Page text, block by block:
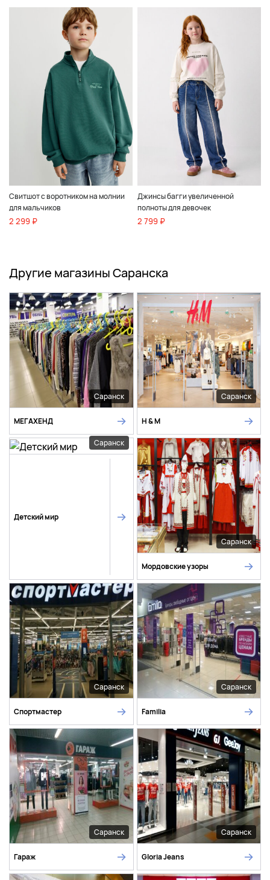
Свитшот с воротником на молнии
для мальчиков
2 299 ₽
Джинсы багги увеличенной
полноты для девочек
2 799 ₽
Другие магазины Саранска
Саранск
МЕГАХЕНД
Саранск
H & M
Саранск
Детский мир
Саранск
Мордовские узоры
Саранск
Спортмастер
Саранск
Familia
Саранск
Гараж
Саранск
Gloria Jeans